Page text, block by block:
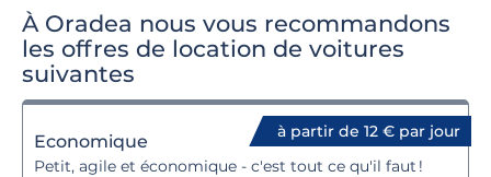
À Oradea nous vous recommandons
les offres de location de voitures
suivantes
à partir de 12 € par jour
Economique
Petit, agile et économique - c'est tout ce qu'il faut !